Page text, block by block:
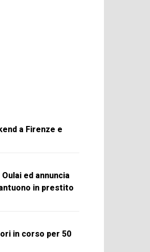
a Firenze e
ed annuncia
in prestito
in corso per 50